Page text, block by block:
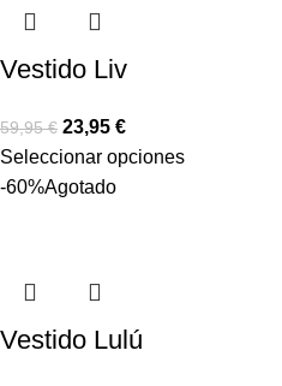
Vestido Liv
59,95€ 23,95 €
Seleccionar opciones
-60%Agotado
Vestido Lulú